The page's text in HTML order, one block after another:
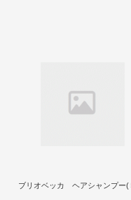
ブリオベッカ ヘアシャンプー(